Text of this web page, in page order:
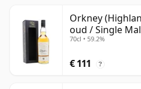
Orkney
oud / Single
70cl • 59.2%
€ 111 ?